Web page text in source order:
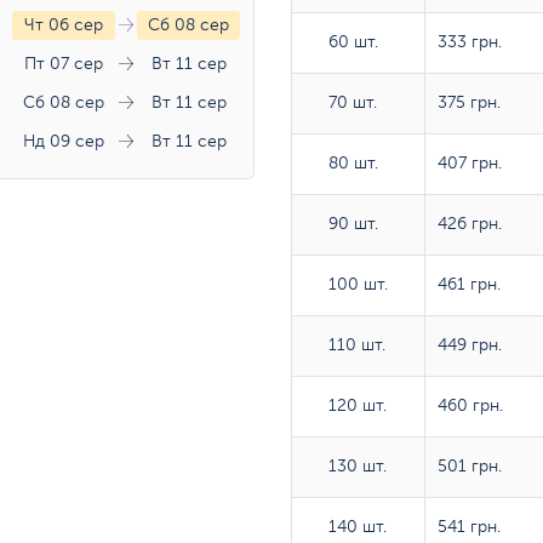
60 шт.
70 шт.
80 шт.
90 шт.
100 шт.
110 шт.
120 шт.
130 шт.
140 шт.
60 шт. 333 грн.
70 шт. 375 грн.
80 шт. 407 грн.
90 шт. 426 грн.
100 шт. 461 грн.
110 шт. 449 грн.
120 шт. 460 грн.
130 шт. 501 грн.
140 шт. 541 грн.
Чт 06 сер Сб 08 сер
Пт 07 сер Вт 11 сер
Сб 08 сер Вт 11 сер
Нд 09 сер Вт 11 сер